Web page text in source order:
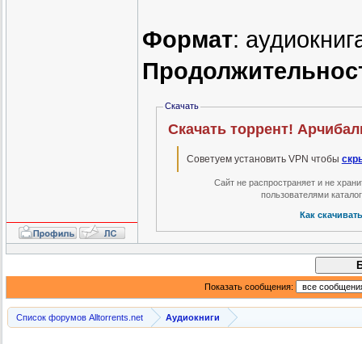
Формат:
Скачать
Скачать торрент!
Советуем установить VPN чтобы
Сайт не распространяет и не
пользователями
Как
Показать сообщения:
Список форумов Alltorrents.net Аудиокниги